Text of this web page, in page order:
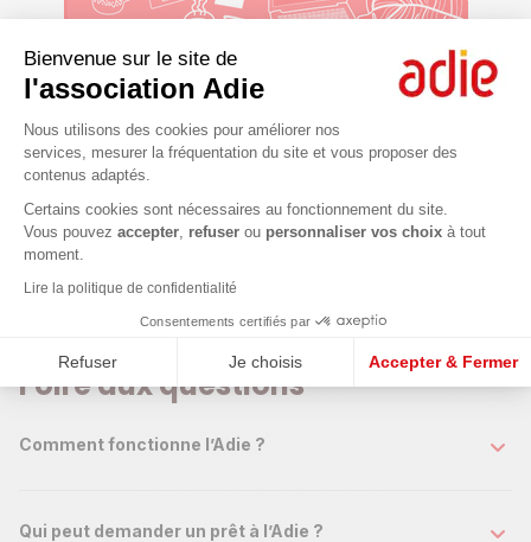
Bienvenue sur le site de
l'association Adie
Plateforme de Gestion du
Nous utilisons des cookies pour améliorer nos
services, mesurer la fréquentation du site et vous proposer des
contenus adaptés.
Certains cookies sont nécessaires au fonctionnement du site.
Vous pouvez accepter refuser ou personnaliser vos choix à tout
moment.
Lire la politique de confidentialité
Consentements certifiés par
Refuser Je choisis Accepter & Fermer
Axeptio consent
Ateliers et webconférences
1 h à 2 h en format master class pour s'informer, apprendre,
échanger sur des thématiques autour de la création
d'entreprise avec des experts.
Foire aux questions
Comment fonctionne l’Adie ?
Qui peut demander un prêt à l’Adie ?